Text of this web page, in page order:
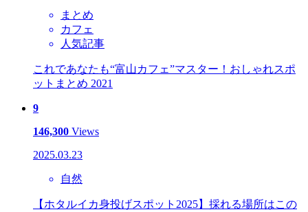
まとめ
カフェ
人気記事
これであなたも“富山カフェ”マスター！おしゃれスポ
ットまとめ 2021
9
146,300 Views
2025.03.23
自然
【ホタルイカ身投げスポット2025】採れる場所はこの